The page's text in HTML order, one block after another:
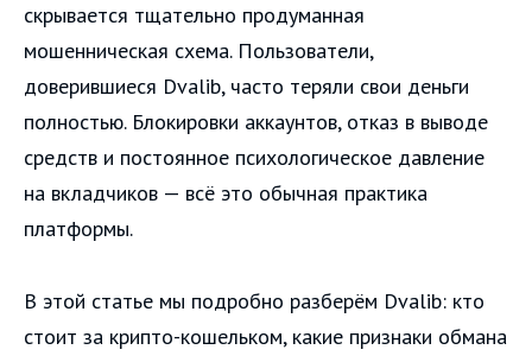
скрывается тщательно продуманная
мошенническая схема. Пользователи,
доверившиеся Dvalib, часто теряли свои деньги
полностью. Блокировки аккаунтов, отказ в выводе
средств и постоянное психологическое давление
на вкладчиков — всё это обычная практика
платформы.
В этой статье мы подробно разберём Dvalib: кто
стоит за крипто-кошельком, какие признаки обмана